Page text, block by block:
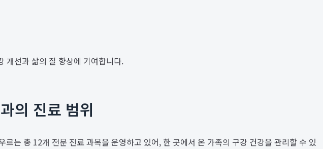
개선과 삶의 질 향상에 기여합니다.
의 진료 범위
는 총 12개 전문 진료 과목을 운영하고 있어, 한 곳에서 온 가족의 구강 건강을 관리할 수 있